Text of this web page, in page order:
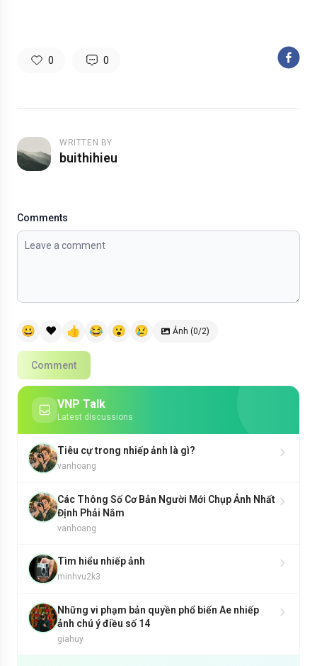
0 0
WRITTEN BY
buithihieu
Comments
😀 ❤️ 👍 😂 😮 😢 Ảnh (0/2)
Comment
VNP Talk
Latest discussions
Tiêu cự trong nhiếp ảnh là gì?
vanhoang
Các Thông Số Cơ Bản Người Mới Chụp Ảnh Nhất
Định Phải Nắm
vanhoang
Tìm hiểu nhiếp ảnh
minhvu2k3
Những vi phạm bản quyền phổ biến Ae nhiếp
ảnh chú ý điều số 14
giahuy